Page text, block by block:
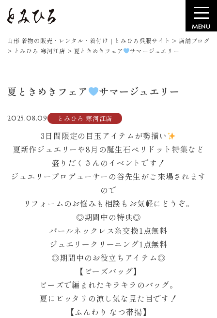
MENU
山形 着物の販売・レンタル・着付け｜とみひろ呉服サイト > 店舗ブログ
> とみひろ 寒河江店 > 夏ときめきフェア ‪サマージュエリー
夏ときめきフェア ‪サマージュエリー
2025.08.09 とみひろ 寒河江店
3日間限定の目玉アイテムが勢揃い
夏新作ジュエリーや8月の誕生石ペリドット特集など
盛りだくさんのイベントです！
ジュエリープロデューサーの谷先生がご来場されます
ので
リフォームのお悩みも相談もお気軽にどうぞ。
◎期間中の特典◎
パールネックレス糸交換1点無料
ジュエリークリーニング1点無料
◎期間中のお役立ちアイテム◎
【ビーズバッグ】
ビーズで編まれたキラキラのバッグ。
夏にピッタリの涼し気な見た目です！
【ふんわり なつ帯揚】